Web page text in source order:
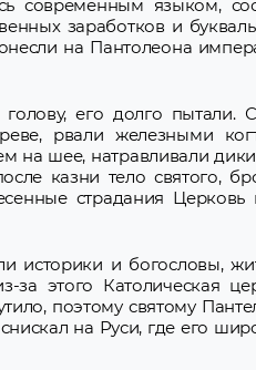
языком,
заработков и
на Пантолеона
его долго пытали.
рвали железными
на шее, натравливали
казни тело святого,
страдания Церковь
и богословы,
этого Католическая
поэтому святому
на Руси, где его